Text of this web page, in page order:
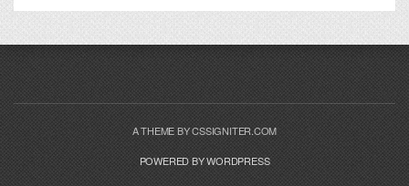
A THEME BY CSSIGNITER.COM
POWERED BY WORDPRESS